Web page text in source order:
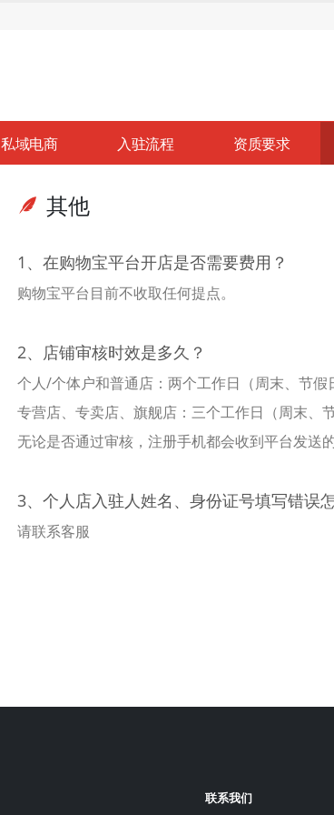
私域电商 入驻流程 资质要求
其他
1、在购物宝平台开店是否需要费用？
购物宝平台目前不收取任何提点。
2、店铺审核时效是多久？
个人/个体户和普通店：两个工作日（周末、节假
专营店、专卖店、旗舰店：三个工作日（周末、
无论是否通过审核，注册手机都会收到平台发送的
3、个人店入驻人姓名、身份证号填写错误
请联系客服
联系我们